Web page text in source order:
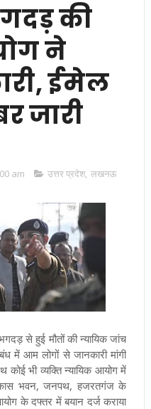
की
ने
ईमेल
जारी
am उत्तर प्रदेश, लखनऊ
से हुई मौतों की न्यायिक जांच
में आम लोगों से जानकारी मांगी
भी व्यक्ति न्यायिक आयोग में
भवन, जनपथ, हजरतगंज के
के दफ्तर में बयान दर्ज कराया